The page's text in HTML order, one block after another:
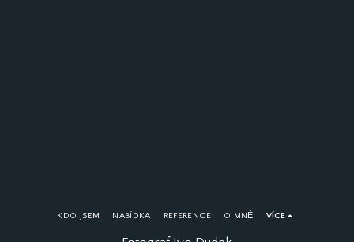
KDO JSEM NABÍDKA REFERENCE O MNĚ VÍCE